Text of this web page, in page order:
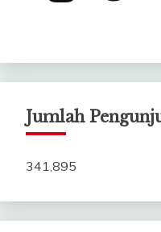
Jumlah
341,895